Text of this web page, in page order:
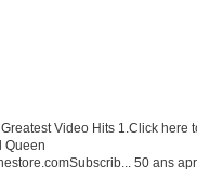
Video Hits 1.Click here
Queen
50 ans